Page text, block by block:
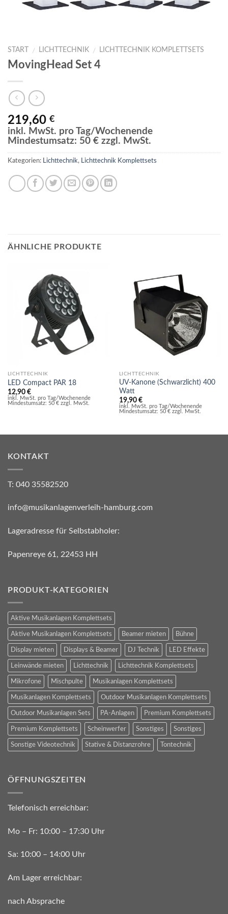
START / LICHTTECHNIK / LICHTTECHNIK KOMPLETTSETS
MovingHead Set 4
219,60 €
inkl. MwSt. pro Tag/Wochenende
Mindestumsatz: 50 € zzgl. MwSt.
Kategorien: Lichttechnik, Lichttechnik Komplettsets
ÄHNLICHE PRODUKTE
LICHTTECHNIK
LED Compact PAR 18
12,90 €
inkl. MwSt. pro Tag/Wochenende
Mindestumsatz: 50 € zzgl. MwSt.
LICHTTECHNIK
UV-Kanone (Schwarzlicht) 400
Watt
19,90 €
inkl. MwSt. pro Tag/Wochenende
Mindestumsatz: 50 € zzgl. MwSt.
KONTAKT
T: 040 35582520
info@musikanlagenverleih-hamburg.com
Lageradresse für Selbstabholer:
Papenreye 61, 22453 HH
PRODUKT-KATEGORIEN
Aktive Musikanlagen Komplettsets
Aktive Musikanlagen Komplettsets Beamer mieten Bühne
Display mieten Displays & Beamer DJ Technik LED Effekte
Leinwände mieten Lichttechnik Lichttechnik Komplettsets
Mikrofone Mischpulte Musikanlagen Komplettsets
Musikanlagen Komplettsets Outdoor Musikanlagen Komplettsets
Outdoor Musikanlagen Sets PA-Anlagen Premium Komplettsets
Premium Komplettsets Scheinwerfer Sonstiges Sonstiges
Sonstige Videotechnik Stative & Distanzrohre Tontechnik
ÖFFNUNGSZEITEN
Telefonisch erreichbar:
Mo – Fr: 10:00 – 17:30 Uhr
Sa: 10:00 – 14:00 Uhr
Am Lager erreichbar:
nach Absprache